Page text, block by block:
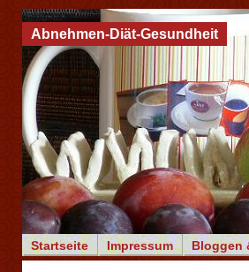
Startseite Impressum Bloggen
Abnehmen-Diät-Gesundheit